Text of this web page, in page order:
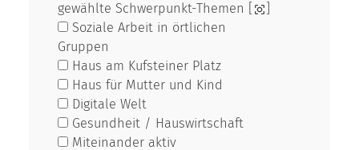
gewählte Schwerpunkt-Themen [
Soziale Arbeit in örtlichen
Gruppen
Haus am Kufsteiner Platz
Haus für Mutter und Kind
Digitale Welt
Gesundheit / Hauswirtschaft
Miteinander aktiv